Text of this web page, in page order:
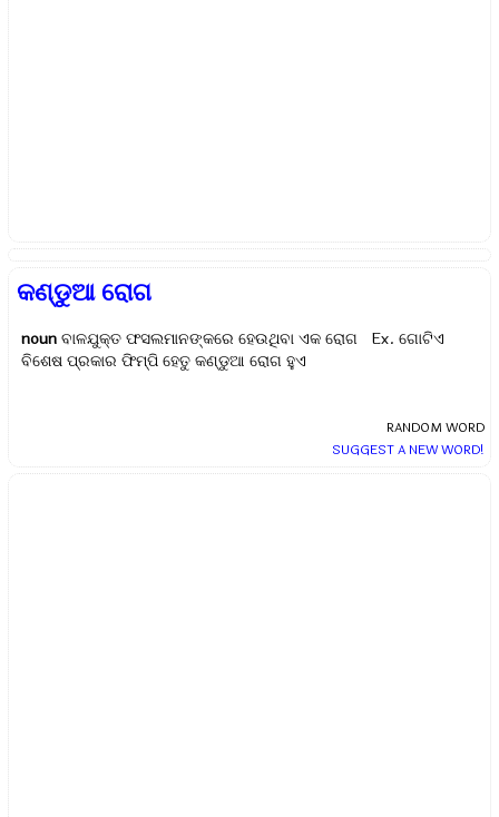
କଣ୍ଡୁଆ ରୋଗ
noun ବାଳଯୁକ୍ତ ଫସଲମାନଙ୍କରେ ହେଉଥିବା ଏକ ରୋଗ Ex.ଗୋଟିଏ
ବିଶେଷ ପ୍ରକାର ଫିମ୍ପି ହେତୁ କଣ୍ଡୁଆ ରୋଗ ହୁଏ
RANDOM WORD
SUGGEST A NEW WORD!